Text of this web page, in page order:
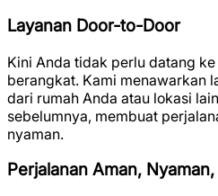
Layanan Door-to-Door
Kini Anda tidak perlu datang
berangkat. Kami menawarkan
dari rumah Anda atau lokasi
sebelumnya, membuat
nyaman.
Perjalanan Aman,